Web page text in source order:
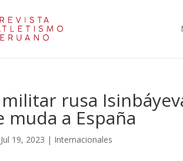
rusa
muda a España
Jul 19, 2023 | Internacionales